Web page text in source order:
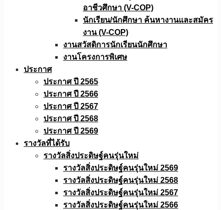
อาชีวศึกษา (V-COP)
นักเรียน/นักศึกษา ค้นหางานและสมัคร
งาน (V-COP)
งานสวัสดิการนักเรียนนักศึกษา
งานโครงการพิเศษ
ประกาศ
ประกาศ ปี 2565
ประกาศ ปี 2566
ประกาศ ปี 2567
ประกาศ ปี 2568
ประกาศ ปี 2569
รางวัลที่ได้รับ
รางวัลสิ่งประดิษฐ์คนรุ่นใหม่
รางวัลสิ่งประดิษฐ์คนรุ่นใหม่ 2569
รางวัลสิ่งประดิษฐ์คนรุ่นใหม่ 2568
รางวัลสิ่งประดิษฐ์คนรุ่นใหม่ 2567
รางวัลสิ่งประดิษฐ์คนรุ่นใหม่ 2566